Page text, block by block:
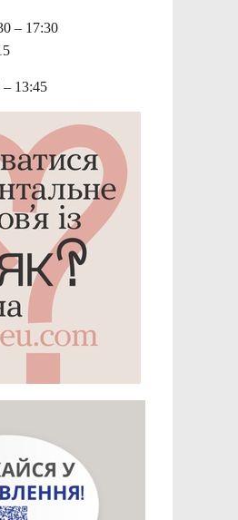
– 17:30
– 13:45